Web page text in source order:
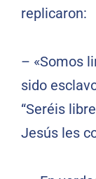
replicaron:
– «Somos
sido
“Seréis
Jesús les